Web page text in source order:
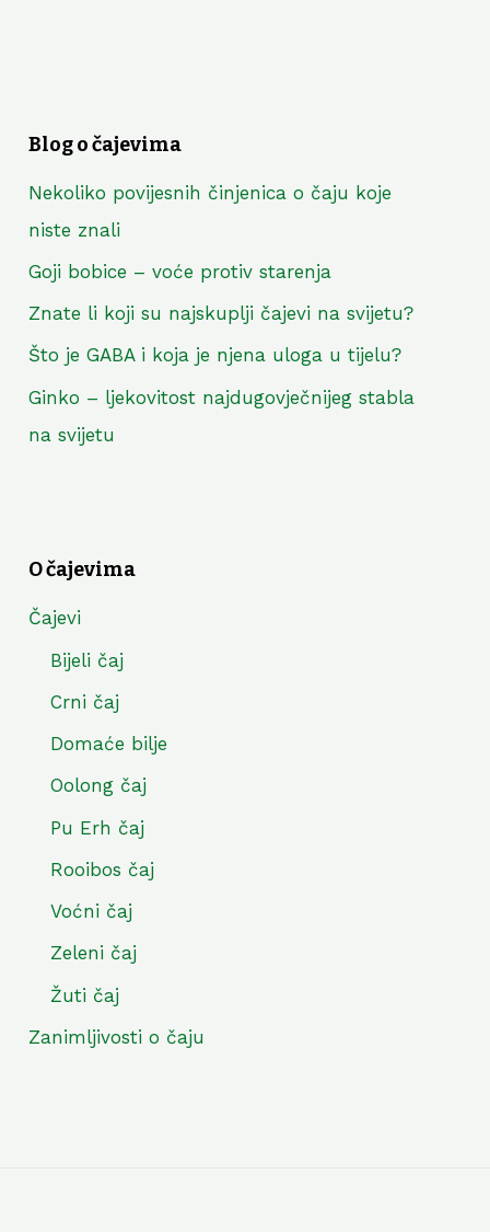
Blog o čajevima
Nekoliko povijesnih činjenica o čaju koje
niste znali
Goji bobice – voće protiv starenja
Znate li koji su najskuplji čajevi na svijetu?
Što je GABA i koja je njena uloga u tijelu?
Ginko – ljekovitost najdugovječnijeg stabla
na svijetu
O čajevima
Čajevi
Bijeli čaj
Crni čaj
Domaće bilje
Oolong čaj
Pu Erh čaj
Rooibos čaj
Voćni čaj
Zeleni čaj
Žuti čaj
Zanimljivosti o čaju